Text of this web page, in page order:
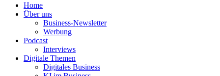
Home
Über uns
Business-Newsletter
Werbung
Podcast
Interviews
Digitale Themen
Digitales Business